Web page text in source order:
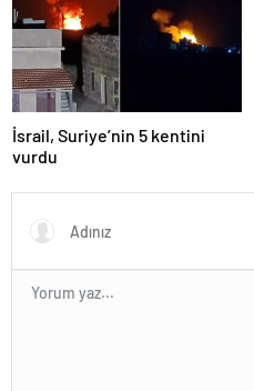
İsrail, Suriye’nin 5 kentini
vurdu